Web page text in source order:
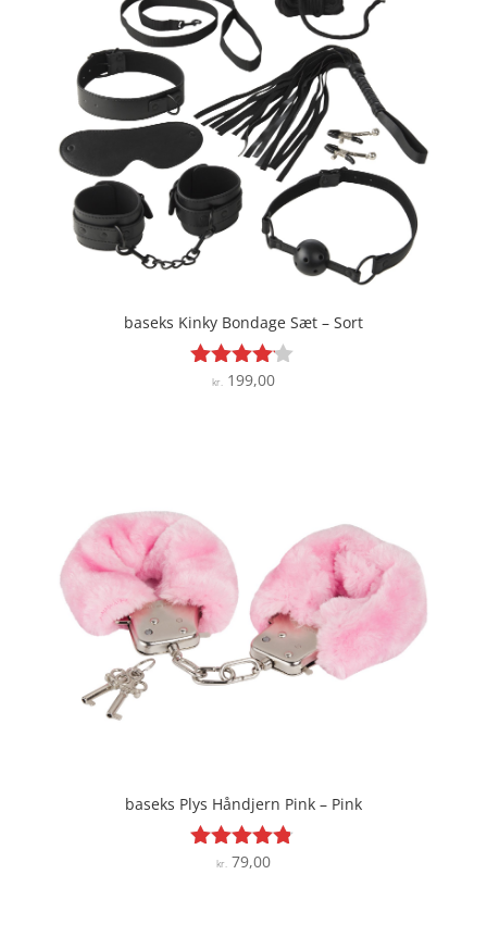
baseks Kinky Bondage Sæt – Sort
Vurderet
kr.199,00
baseks Plys Håndjern Pink – Pink
Vurderet
kr.79,00